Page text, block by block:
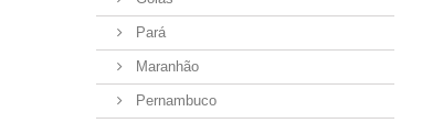
Pará
Maranhão
Pernambuco